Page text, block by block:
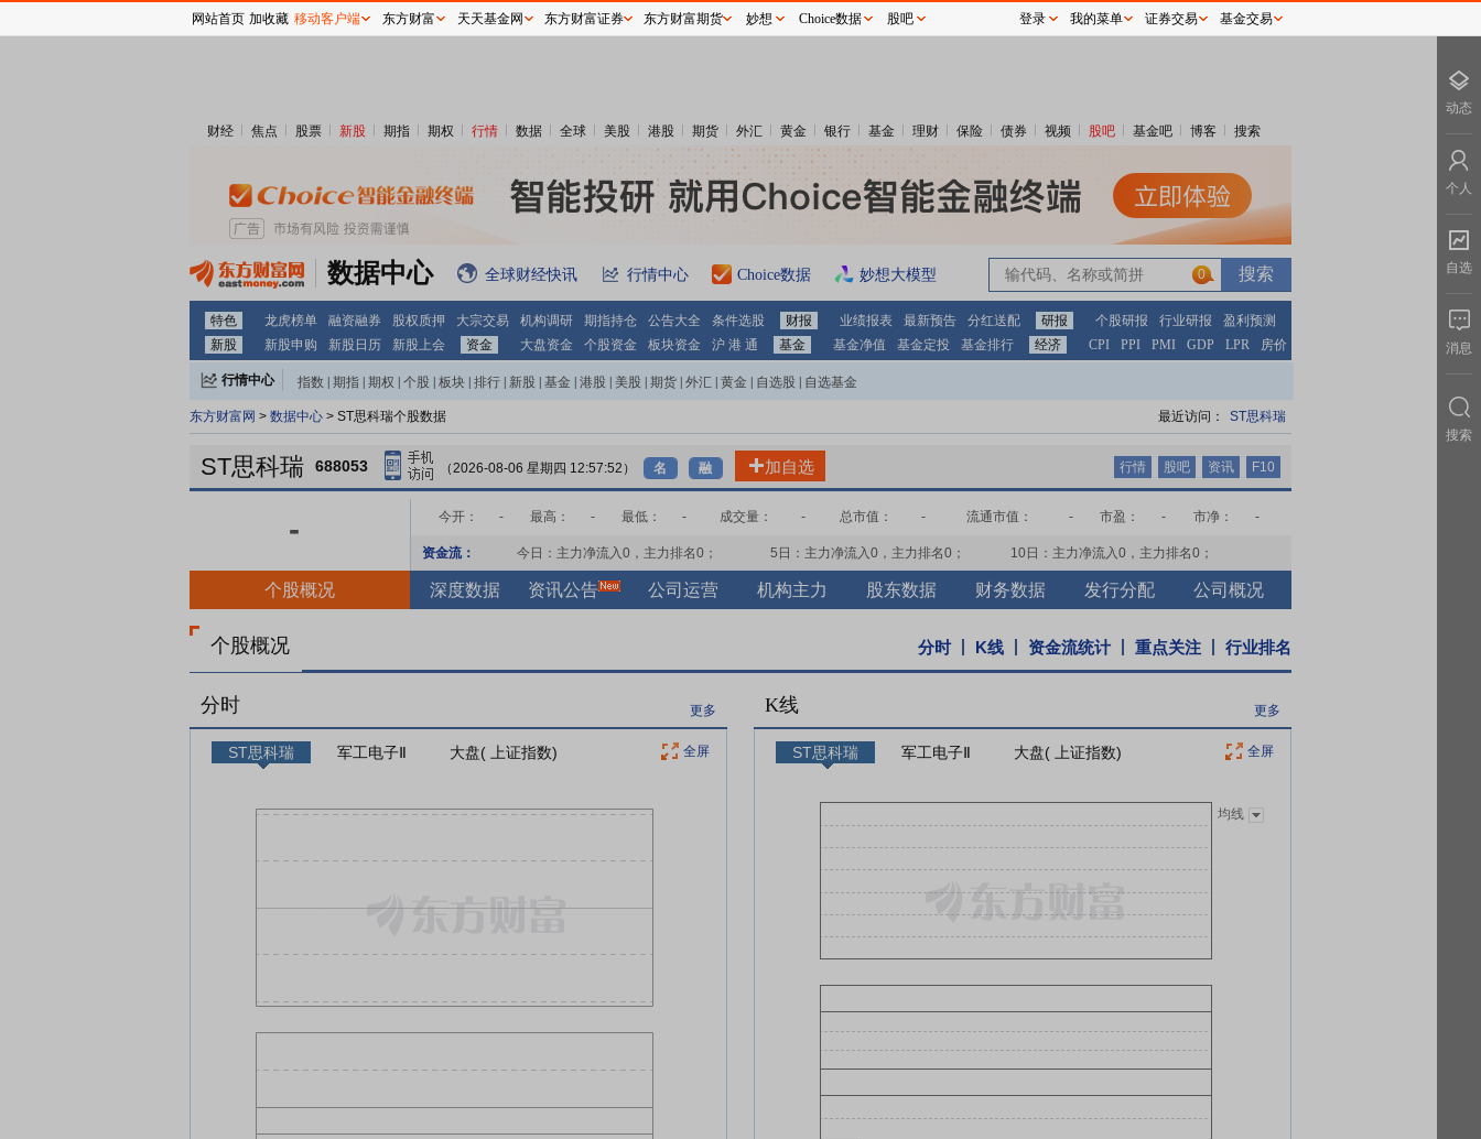
财经 焦点 股票 新股 期指 期权 行情 数据 全球 美股 港股 期货 外汇 黄金 银行 基金 理财 保险 债券 视频 股吧 基金吧 博客 搜索
数据中心 全球财经快讯 行情中心 Choice数据 妙想大模型 0
0
特色 龙虎榜单 融资融券 股权质押 大宗交易 机构调研 期指持仓 公告大全 条件选股 财报 业绩报表 最新预告 分红送配 研报 个股研报 行业研报
盈利预测
新股
新股申购 新股日历 新股上会 资金 大盘资金 个股资金 板块资金 沪 港 通 基金 基金净值 基金定投 基金排行 经济 CPI PPI PMI GDP LPR 房价
行情中心 指数 期指 期权 个股 板块 排行 新股 基金 港股 美股 期货 外汇 黄金 自选股 自选基金
东方财富网 > 数据中心 > ST思科瑞个股数据 最近访问： ST思科瑞
ST思科瑞 688053 （2026-08-06 星期四 12:57:52） 名 融 加自选 行情 股吧 资讯 F10
- 今开： - 最高： - 最低： - 成交量： - 总市值： - 流通市值： - 市盈： - 市净： -
资金流： 今日：主力净流入0 ，主力排名0 ； 5日：主力净流入0 ，主力排名0 ； 10日：主力净流入0 ，主力排名0 ；
个股概况 深度数据 资讯公告 公司运营 机构主力 股东数据 财务数据 发行分配 公司概况
个股概况 分时 K线 资金流统计 重点关注 行业排名
分时 更多
ST思科瑞 军工电子Ⅱ 大盘( 上证指数) 全屏
K线 更多
ST思科瑞 军工电子Ⅱ 大盘( 上证指数) 全屏
均线
网站首页 加收藏 移动客户端 东方财富 天天基金网 东方财富证券 东方财富期货 妙想 Choice数据 股吧 登录 我的菜单 证券交易 基金交易
动态
个人
自选
消息
搜索